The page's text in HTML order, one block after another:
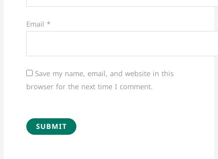
Email *
Save my name, email, and website in this
browser for the next time I comment.